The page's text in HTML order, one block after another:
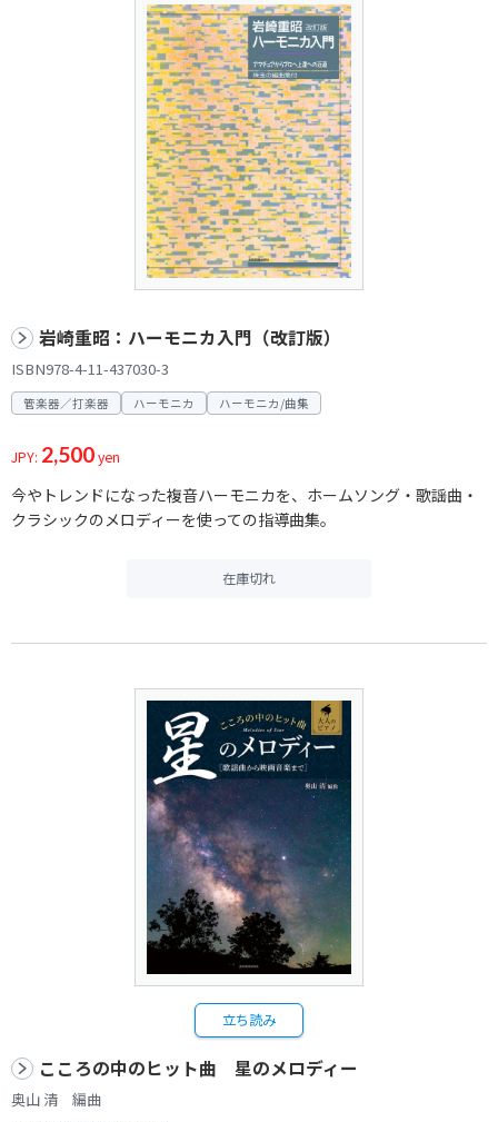
岩崎重昭：ハーモニカ入門（改訂版）
ISBN978-4-11-437030-3
管楽器／打楽器 ハーモニカ ハーモニカ/曲集
JPY: 2,500yen
今やトレンドになった複音ハーモニカを、ホームソング・歌謡曲・
クラシックのメロディーを使っての指導曲集。
在庫切れ
立ち読み
こころの中のヒット曲 星のメロディー
奥山 清 編曲